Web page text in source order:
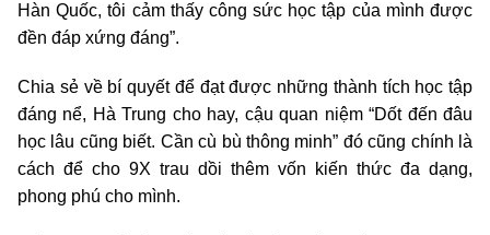
Hàn Quốc, tôi cảm thấy công sức học tập của mình được
đền đáp xứng đáng”.
Chia sẻ về bí quyết để đạt được những thành tích học tập
đáng nể, Hà Trung cho hay, cậu quan niệm “Dốt đến đâu
học lâu cũng biết. Cần cù bù thông minh” đó cũng chính là
cách để cho 9X trau dồi thêm vốn kiến thức đa dạng,
phong phú cho mình.